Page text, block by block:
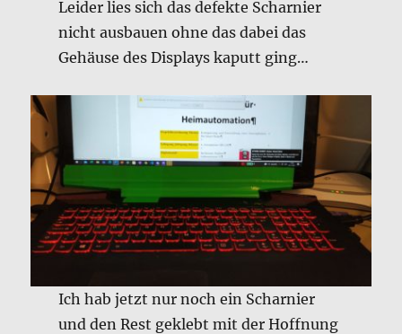
Leider lies sich das defekte Scharnier
nicht ausbauen ohne das dabei das
Gehäuse des Displays kaputt ging…
Ich hab jetzt nur noch ein Scharnier
und den Rest geklebt mit der Hoffnung